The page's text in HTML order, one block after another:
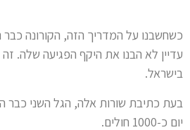
כשחשבנו על המדריך הזה, הקורונה
עדיין לא הבנו את היקף הפגיעה שלה. זה
בישראל.
בעת כתיבת שורות אלה, הגל השני כבר
יום כ-1000 חולים.